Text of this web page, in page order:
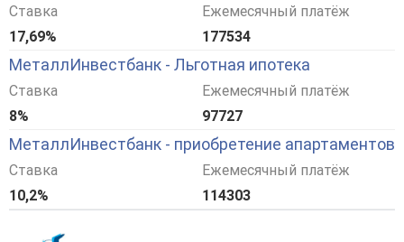
Ставка
17,69%
Ежемесячный платёж
177534
МеталлИнвестбанк - Льготная ипотека
Ставка
8%
Ежемесячный платёж
97727
МеталлИнвестбанк - приобретение апартаментов
Ставка
10,2%
Ежемесячный платёж
114303